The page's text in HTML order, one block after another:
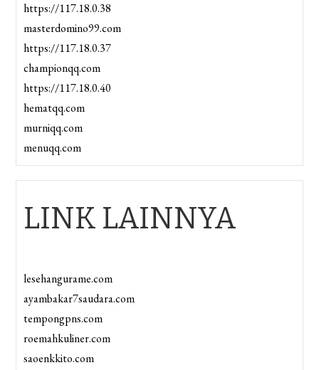
https://117.18.0.38
masterdomino99.com
https://117.18.0.37
championqq.com
https://117.18.0.40
hematqq.com
murniqq.com
menuqq.com
LINK LAINNYA
lesehangurame.com
ayambakar7saudara.com
tempongpns.com
roemahkuliner.com
saoenkkito.com